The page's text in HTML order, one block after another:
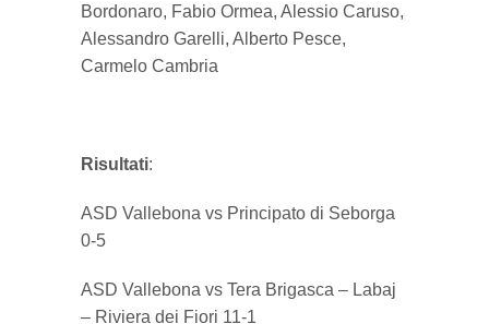
Bordonaro, Fabio Ormea, Alessio Caruso,
Alessandro Garelli, Alberto Pesce,
Carmelo Cambria
Risultati:
ASD Vallebona vs Principato di Seborga
0-5
ASD Vallebona vs Tera Brigasca – Labaj
– Riviera dei Fiori 11-1